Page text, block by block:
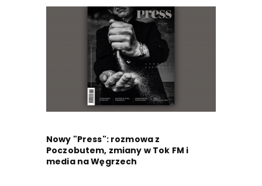
Nowy "Press": rozmowa z
Poczobutem, zmiany w Tok FM i
media na Węgrzech